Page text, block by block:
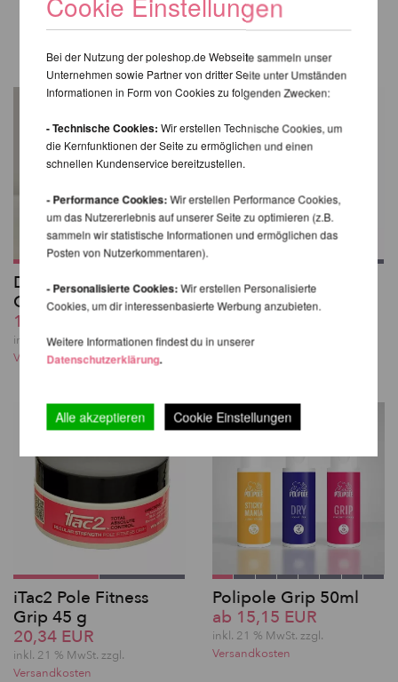
WIR EMPFEHLEN IHNEN NOCH
FOLGENDE PRODUKTE
Dew Point Pole
Classic Sample Pack
15,25 EUR
inkl. 21 % MwSt. zzgl.
Versandkosten
Hydro Grip Booster -
Monkey Hands 50ml
inkl. 21 % MwSt. zzgl.
iTac2 Pole Fitness
Grip 45 g
20,34 EUR
inkl. 21 % MwSt. zzgl.
Versandkosten
Polipole Grip 50ml
ab 15,15 EUR
inkl. 21 % MwSt. zzgl.
Versandkosten
Bei der Nutzung der poleshop.de Webseite sammeln unser
Unternehmen sowie Partner von dritter Seite unter Umständen
Informationen in Form von Cookies zu folgenden Zwecken:
- Technische Cookies: Wir erstellen Technische Cookies, um
die Kernfunktionen der Seite zu ermöglichen und einen
schnellen Kundenservice bereitzustellen.
- Performance Cookies:Wir erstellen Performance Cookies,
um das Nutzererlebnis auf unserer Seite zu optimieren (z.B.
sammeln wir statistische Informationen und ermöglichen das
Posten von Nutzerkommentaren).
- Personalisierte Cookies:Wir erstellen Personalisierte
Cookies, um dir interessenbasierte Werbung anzubieten.
Weitere Informationen findest du in unserer
Datenschutzerklärung.
Alle akzeptieren Cookie Einstellungen